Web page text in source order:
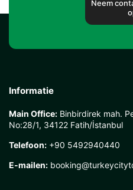
Neem
Informatie
Main Office: Binbirdirek mah.
No:28/1, 34122 Fatih/İstanbul
Telefoon: +90 5492940440
E-mailen: